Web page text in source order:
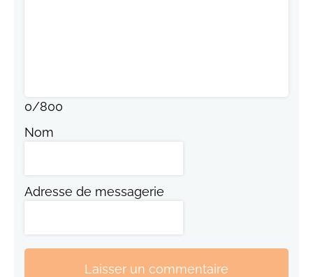
0/800
Nom
Adresse de messagerie
Laisser un commentaire